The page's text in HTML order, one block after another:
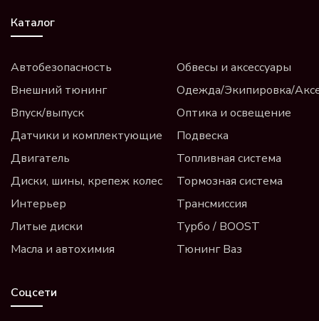
Каталог
Автобезопасность
Внешний тюнинг
Впуск/выпуск
Датчики и комплектующие
Двигатель
Диски, шины, крепеж колес
Интерьер
Литые диски
Масла и автохимия
Обвесы и аксессуары
Одежда/Экипировка/
Оптика и освещение
Подвеска
Топливная система
Тормозная система
Трансмиссия
Турбо / BOOST
Тюнинг Ваз
Соцсети